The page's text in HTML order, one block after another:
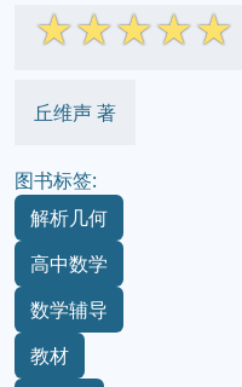
☆☆☆☆☆
丘维声 著
图书标签:
解析几何
高中数学
数学辅导
教材